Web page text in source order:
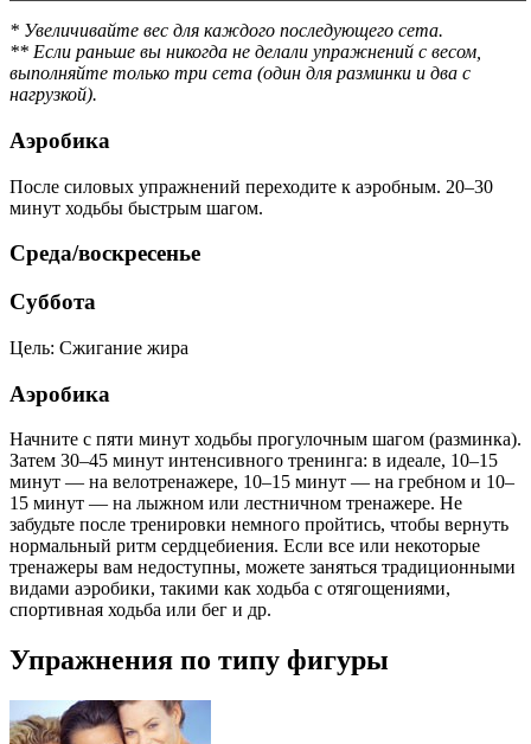
* Увеличивайте вес для каждого последующего сета.
** Если раньше вы никогда не делали упражнений с весом,
выполняйте только три сета (один для разминки и два с
нагрузкой).
Аэробика
После силовых упражнений переходите к аэробным. 20–30
минут ходьбы быстрым шагом.
Среда/воскресенье
Суббота
Цель: Сжигание жира
Аэробика
Начните с пяти минут ходьбы прогулочным шагом (разминка).
Затем 30–45 минут интенсивного тренинга: в идеале, 10–15
минут — на велотренажере, 10–15 минут — на гребном и 10–
15 минут — на лыжном или лестничном тренажере. Не
забудьте после тренировки немного пройтись, чтобы вернуть
нормальный ритм сердцебиения. Если все или некоторые
тренажеры вам недоступны, можете заняться традиционными
видами аэробики, такими как ходьба с отягощениями,
спортивная ходьба или бег и др.
Упражнения по типу фигуры